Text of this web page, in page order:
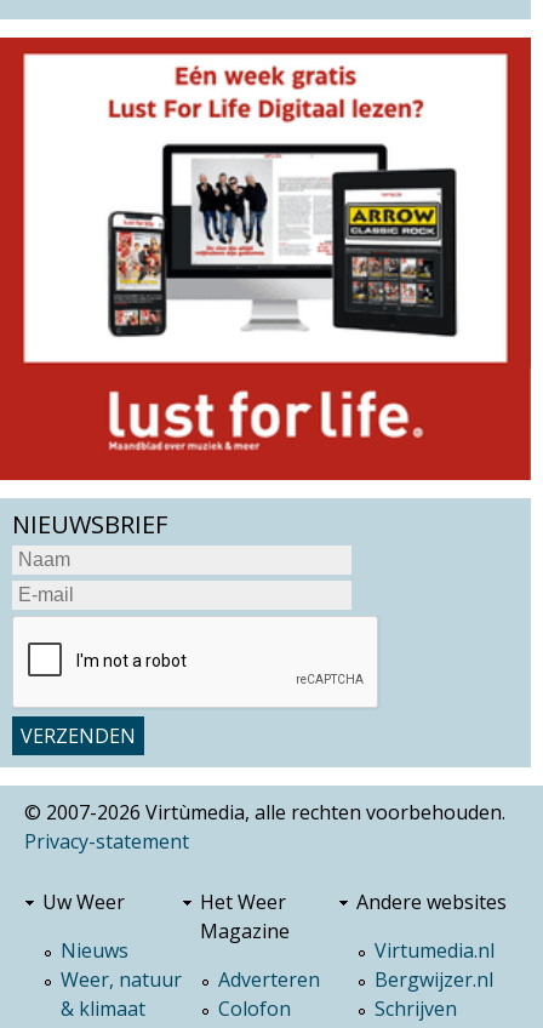
NIEUWSBRIEF
© 2007-2026 Virtùmedia, alle rechten voorbehouden.
Privacy-statement
Uw Weer
Nieuws
Weer, natuur
& klimaat
Het Weer
Magazine
Adverteren
Colofon
Andere websites
Virtumedia.nl
Bergwijzer.nl
Schrijven